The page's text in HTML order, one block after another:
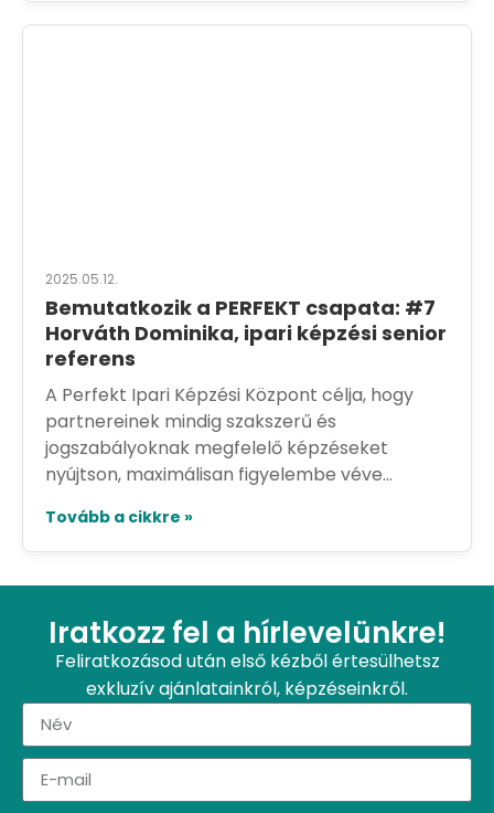
2025.05.12.
Bemutatkozik a PERFEKT csapata: #7
Horváth Dominika, ipari képzési senior
referens
A Perfekt Ipari Képzési Központ célja, hogy
partnereinek mindig szakszerű és
jogszabályoknak megfelelő képzéseket
nyújtson, maximálisan figyelembe véve...
Tovább a cikkre »
Iratkozz fel a hírlevelünkre!
Feliratkozásod után első kézből értesülhetsz
exkluzív ajánlatainkról, képzéseinkről.